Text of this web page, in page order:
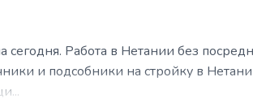
сегодня. Работа в Нетании без
и подсобники на стройку в